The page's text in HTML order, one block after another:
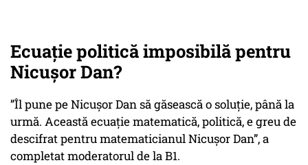
Ecuație politică imposibilă pentru
Nicușor Dan?
”Îl pune pe Nicușor Dan să găsească o soluție, până la
urmă. Această ecuație matematică, politică, e greu de
descifrat pentru matematicianul Nicușor Dan”, a
completat moderatorul de la B1.